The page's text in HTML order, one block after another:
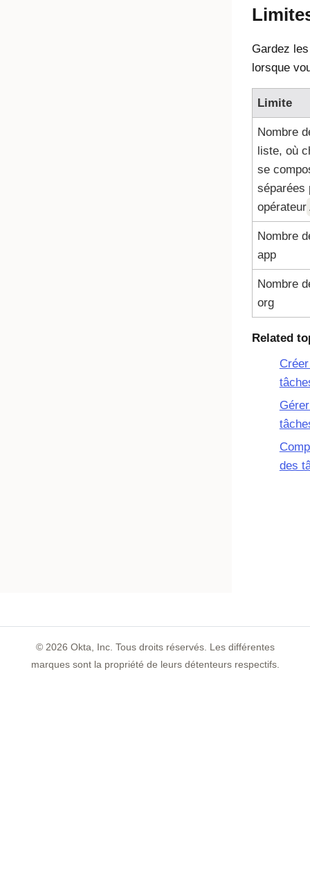
Gardez
lorsque
Limite
Nombre
liste, où
se
séparées
opérateur
Nombre
app
Nombre
org
Related
des
© 2026 Okta, Inc. Tous droits réservés. Les différentes
marques sont la propriété de leurs détenteurs respectifs.